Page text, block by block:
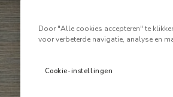
Door "Alle cookies accepteren" te
voor verbeterde navigatie, analyse en
Cookie-instellingen